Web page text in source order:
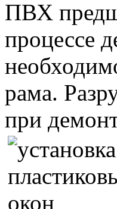
ПВХ
процессе
рама.
при